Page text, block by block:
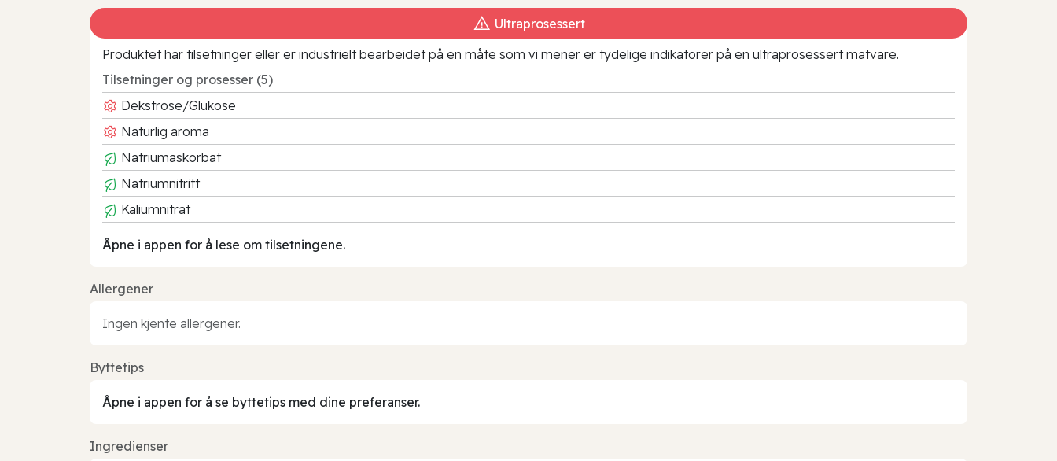
Ultraprosessert
Produktet har tilsetninger eller er industrielt bearbeidet på en måte som vi mener er tydelige indikatorer på en ultraprosessert matvare.
Tilsetninger og prosesser (5)
Dekstrose/Glukose
Naturlig aroma
Natriumaskorbat
Natriumnitritt
Kaliumnitrat
Åpne i appen for å lese om tilsetningene.
Allergener
Ingen kjente allergener.
Byttetips
Åpne i appen for å se byttetips med dine preferanser.
Ingredienser